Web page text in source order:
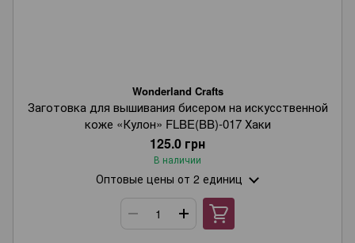
Wonderland Crafts
Заготовка для вышивания бисером на искусственной
коже «Кулон» FLBE(BB)-017 Хаки
125.0 грн
В наличии
Оптовые цены от 2 единиц